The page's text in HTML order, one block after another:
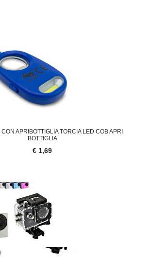
CON APRIBOTTIGLIA TORCIA LED COB APRI
BOTTIGLIA
€ 1,69